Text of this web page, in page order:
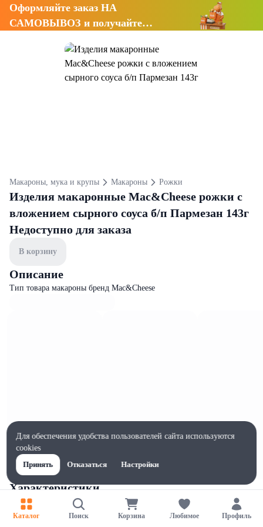
Оформляйте заказ НА
САМОВЫВОЗ и получайте
Макароны, мука и крупы Макароны Рожки
Изделия макаронные Mac&Cheese рожки с
вложением сырного соуса б/п Пармезан 143г
Недоступно для заказа
В корзину
Описание
Тип товара макароны бренд Mac&Cheese
Характеристики
Ширина, мм
90
Каталог Поиск Корзина Любимое Профиль
Для обеспечения удобства пользователей сайта используются
cookies
Принять
Отказаться Настройки